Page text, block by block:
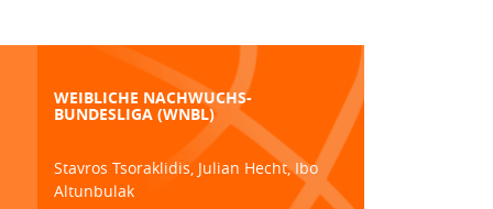
WEIBLICHE NACHWUCHS-
BUNDESLIGA (WNBL)
Stavros Tsoraklidis, Julian Hecht, Ibo
Altunbulak